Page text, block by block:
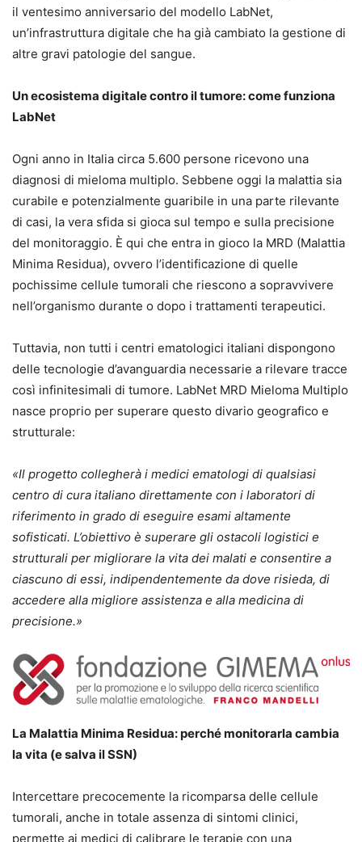
il ventesimo anniversario del modello LabNet,
un’infrastruttura digitale che ha già cambiato la gestione di
altre gravi patologie del sangue.
Un ecosistema digitale contro il tumore: come funziona
LabNet
Ogni anno in Italia circa 5.600 persone ricevono una
diagnosi di mieloma multiplo. Sebbene oggi la malattia sia
curabile e potenzialmente guaribile in una parte rilevante
di casi, la vera sfida si gioca sul tempo e sulla precisione
del monitoraggio. È qui che entra in gioco la MRD (Malattia
Minima Residua), ovvero l’identificazione di quelle
pochissime cellule tumorali che riescono a sopravvivere
nell’organismo durante o dopo i trattamenti terapeutici.
Tuttavia, non tutti i centri ematologici italiani dispongono
delle tecnologie d’avanguardia necessarie a rilevare tracce
così infinitesimali di tumore. LabNet MRD Mieloma Multiplo
nasce proprio per superare questo divario geografico e
strutturale:
«Il progetto collegherà i medici ematologi di qualsiasi
centro di cura italiano direttamente con i laboratori di
riferimento in grado di eseguire esami altamente
sofisticati. L’obiettivo è superare gli ostacoli logistici e
strutturali per migliorare la vita dei malati e consentire a
ciascuno di essi, indipendentemente da dove risieda, di
accedere alla migliore assistenza e alla medicina di
precisione.»
La Malattia Minima Residua: perché monitorarla cambia
la vita (e salva il SSN)
Intercettare precocemente la ricomparsa delle cellule
tumorali, anche in totale assenza di sintomi clinici,
permette ai medici di calibrare le terapie con una